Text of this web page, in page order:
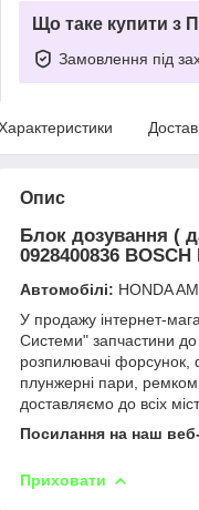
Що таке купити з
Замовлення під
Опис
Блок дозування (
0928400836
Автомобілі: HONDA
У продажу інтернет-
Системи" запчастини
розпилювачі форсунок,
плунжерні пари,
доставляємо до всіх
Посилання на наш
Приховати